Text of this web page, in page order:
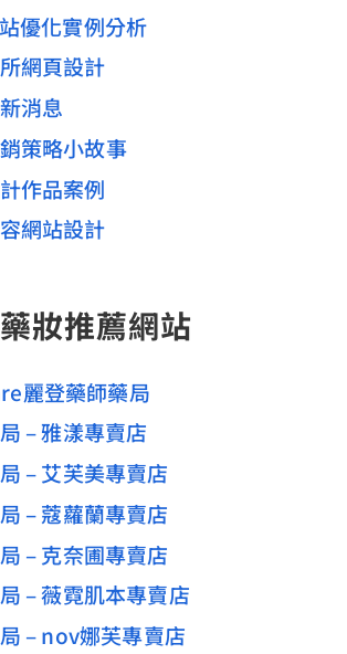
優化實例分析
網頁設計
消息
策略小故事
作品案例
網站設計
妝推薦網站
麗登藥師藥局
– 雅漾專賣店
– 艾芙美專賣店
– 蔻蘿蘭專賣店
– 克奈圃專賣店
– 薇霓肌本專賣店
– nov娜芙專賣店